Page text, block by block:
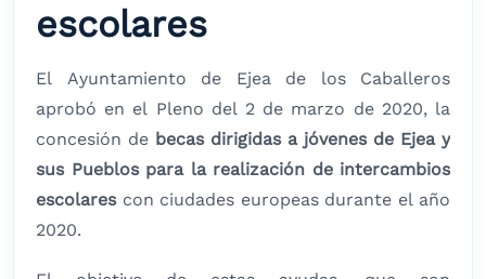
escolares
El Ayuntamiento de Ejea de los Caballeros
aprobó en el Pleno del 2 de marzo de 2020, la
concesión de becas dirigidas a jóvenes de Ejea y
sus Pueblos para la realización de intercambios
escolarescon ciudades europeas durante el año
2020.